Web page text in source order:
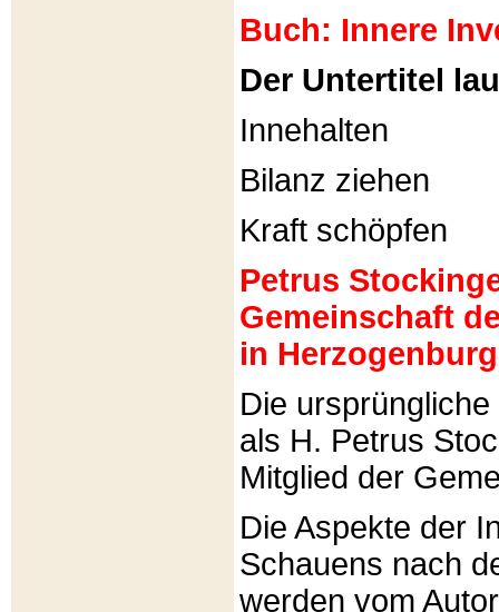
Buch: Innere
Der Untertitel
Innehalten
Bilanz ziehen
Kraft schöpfen
Petrus
Gemeinschaft
in
Die
als H. Petrus
Mitglied der
Die Aspekte der
Schauens nach
werden vom